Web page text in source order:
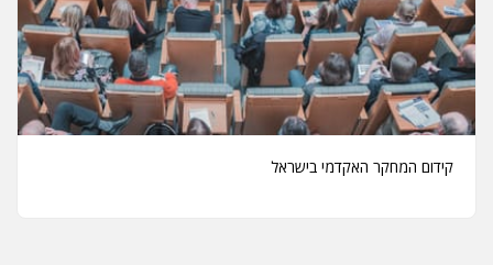
קידום המחקר האקדמי בישראל